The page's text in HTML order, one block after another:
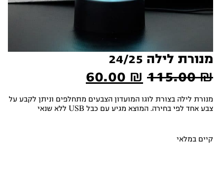
מנורת לילה 24/25
115.00₪
המחיר
המקורי
היה:
60.00₪
הנוכחי
הוא:
מנורת לילה בצורת לוגו המועדון הצבעים מתחלפים וניתן לקבע על
צבע אחד לפי בחירה. המוצא מגיע עם כבל USB ללא שנאי
קיים במלאי